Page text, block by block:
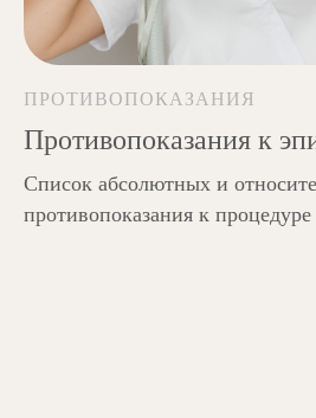
помощью шугаринга,
пинцета.
ПРОТИВОПОКАЗАНИЯ
Противопоказания к
Список абсолютных и
противопоказания к